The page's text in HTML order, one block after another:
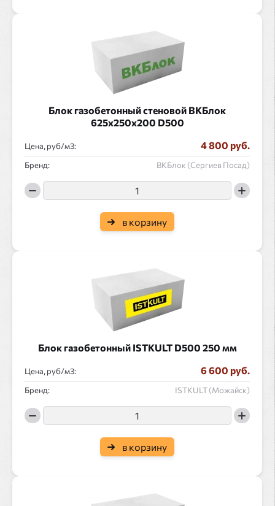
Блок газобетонный стеновой ВКБлок
625x250x200 D500
Цена, руб/ : 4 800 руб.
Бренд: ВКБлок (Сергиев Посад)
в корзину
Блок газобетонный ISTKULT D500 250 мм
Цена, руб/ : 6 600 руб.
Бренд: ISTKULT (Можайск)
в корзину